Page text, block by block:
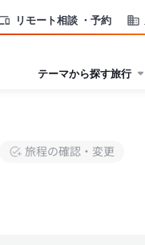
リモート相談 ・予約
テーマから探す旅行
旅程の確認・変更